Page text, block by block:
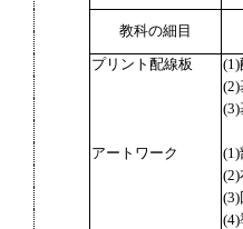
教科の細目
プリント配線板
(1)
(2)
(3)
アートワーク
(1)
(2)
(3)
(4)